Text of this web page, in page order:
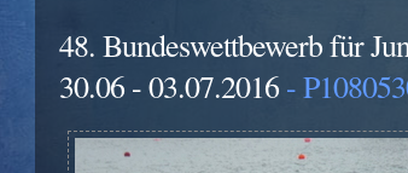
48. Bundeswettbewerb für
30.06 - 03.07.2016 -